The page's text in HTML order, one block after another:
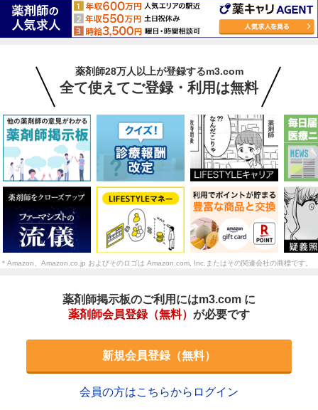
薬剤師28万人以上が登録するm3.com
全て使えてご登録・利用は無料
＊Amazon、Amazon.co.jp およびそのロゴは Amazon.com, Inc.またはその関連会社の商標です。
薬剤師掲示板のご利用にはm3.com に
薬剤師会員登録（無料） が必要です
新規会員登録（無料）
会員の方はこちらからログイン